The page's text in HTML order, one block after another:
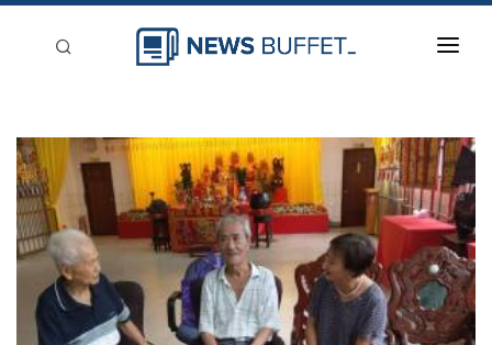
新聞稿分類
刊登